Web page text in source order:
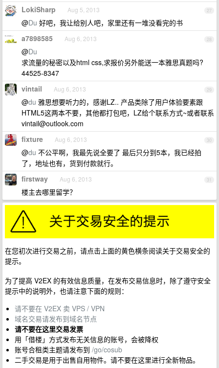
27
LokiSharp Aug 5, 2013
@Du 好吧，我让给别人吧，家里还有一堆没看完的书
28
a7898585 Aug 6, 2013
@Du
求流量的秘密以及html css,求报价另外能送一本雅思真题吗?
44525-8347
29
vintail Aug 6, 2013
@du 雅思想要听力的，感谢LZ.. 产品类除了用户体验要素跟
HTML5这两本不要，其他都打包吧，LZ给个联系方式~或者联系
vintail@outlook.com
30
fixture Aug 6, 2013
@du 不公平啊，我最先说全要了 最后只分到5本，我已经拍
了，地址也有，货到付款就行。
31
firstway Aug 6, 2013
楼主去哪里留学？
在您初次进行交易之前，请点击上面的黄色横条阅读关于交易安全的
提示。
为了提高 V2EX 的有效信息质量，在发布交易信息时，除了遵守安全
提示中的说明外，也请注意下面的规则：
请不要在 V2EX 卖 VPS / VPN
域名交易请发布到域名节点
请不要在这里交易发票
用「借楼」方式发布无关信息的账号，会被降权
账号合租类主题请发布到 /go/cosub
二手交易是用于出售自用物件。请不要在这里进行全新物品。